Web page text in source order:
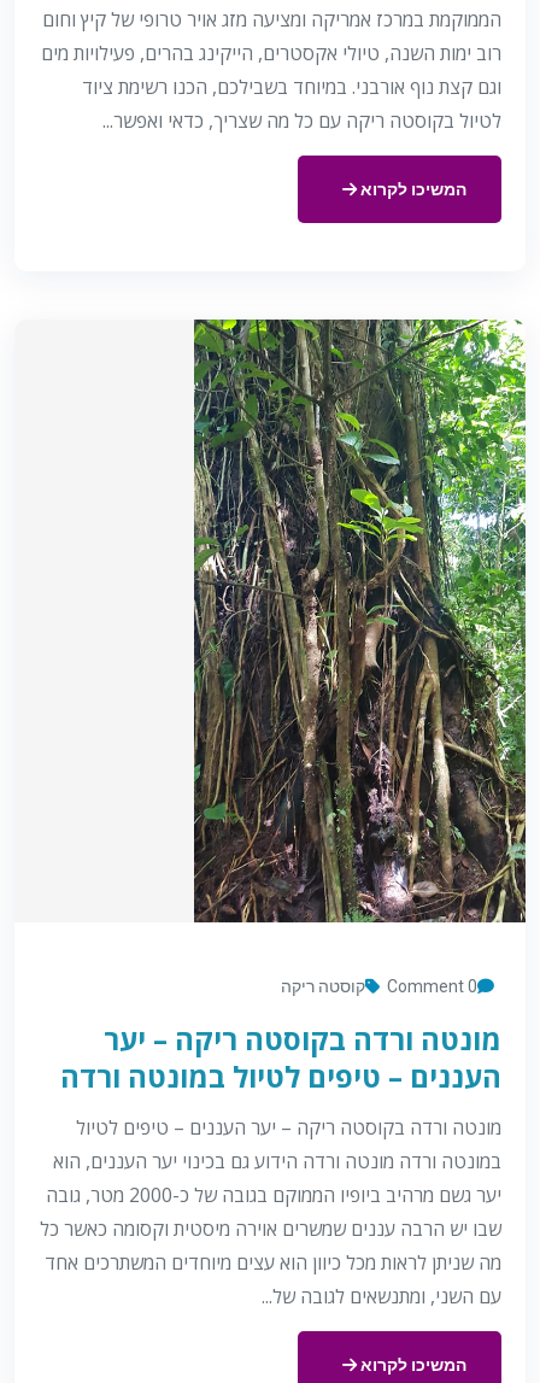
הממוקמת במרכז אמריקה ומציעה מזג אויר טרופי של קיץ וחום
רוב ימות השנה, טיולי אקסטרים, הייקינג בהרים, פעילויות מים
וגם קצת נוף אורבני. במיוחד בשבילכם, הכנו רשימת ציוד
לטיול בקוסטה ריקה עם כל מה שצריך, כדאי ואפשר...
המשיכו לקרוא
0 Comment קוסטה ריקה
מונטה ורדה בקוסטה ריקה – יער
העננים – טיפים לטיול במונטה ורדה
מונטה ורדה בקוסטה ריקה – יער העננים – טיפים לטיול
במונטה ורדה מונטה ורדה הידוע גם בכינוי יער העננים, הוא
יער גשם מרהיב ביופיו הממוקם בגובה של כ-2000 מטר, גובה
שבו יש הרבה עננים שמשרים אוירה מיסטית וקסומה כאשר כל
מה שניתן לראות מכל כיוון הוא עצים מיוחדים המשתרכים אחד
עם השני, ומתנשאים לגובה של...
המשיכו לקרוא